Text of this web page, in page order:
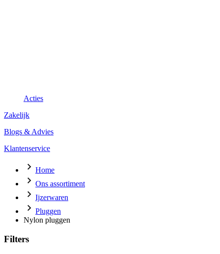
Acties
Zakelijk
Blogs & Advies
Klantenservice
Home
Ons assortiment
Ijzerwaren
Pluggen
Nylon pluggen
Filters